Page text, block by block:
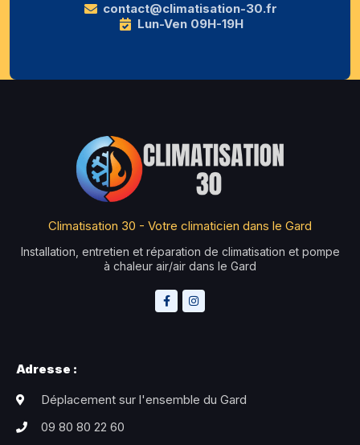
contact@climatisation-30.fr
Lun-Ven 09H-19H
Climatisation 30 - Votre climaticien dans le Gard
Installation, entretien et réparation de climatisation et pompe
à chaleur air/air dans le Gard
Adresse :
Déplacement sur l'ensemble du Gard
09 80 80 22 60